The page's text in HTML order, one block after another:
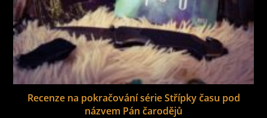
Recenze na pokračování série Střípky času pod
názvem Pán čarodějů